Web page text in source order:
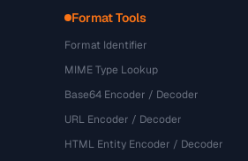
Format Tools
Format Identifier
MIME Type Lookup
Base64 Encoder / Decoder
URL Encoder / Decoder
HTML Entity Encoder / Decoder